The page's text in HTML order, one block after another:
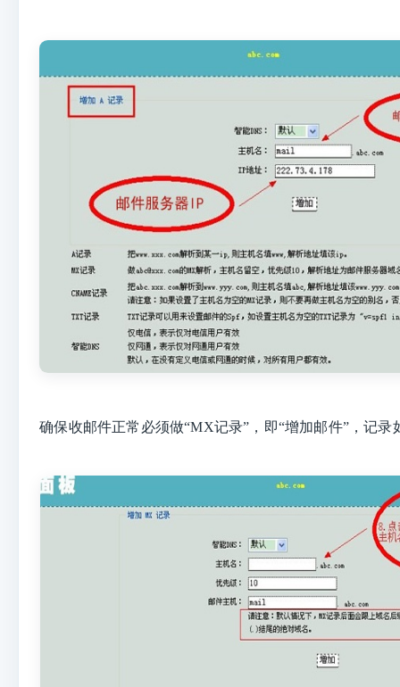
确保收邮件正常必须做“MX记录”，即“增加邮件”，记录